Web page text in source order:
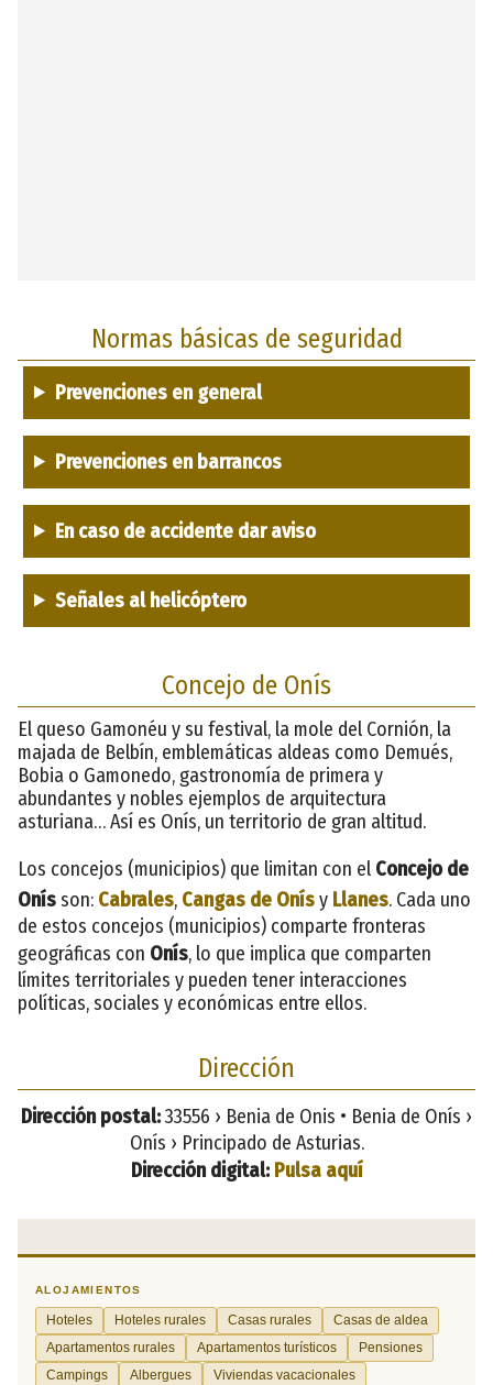
Normas básicas de seguridad
Prevenciones en general
Prevenciones en barrancos
En caso de accidente dar aviso
Señales al helicóptero
Concejo de Onís
El queso Gamonéu y su festival, la mole del Cornión, la
majada de Belbín, emblemáticas aldeas como Demués,
Bobia o Gamonedo, gastronomía de primera y
abundantes y nobles ejemplos de arquitectura
asturiana… Así es Onís, un territorio de gran altitud.
Los concejos (municipios) que limitan con el Concejo de
Onísson: Cabrales, Cangas de Onísy Llanes. Cada uno
de estos concejos (municipios) comparte fronteras
geográficas con Onís, lo que implica que comparten
límites territoriales y pueden tener interacciones
políticas, sociales y económicas entre ellos.
Dirección
Dirección postal:33556 › Benia de Onis • Benia de Onís ›
Onís › Principado de Asturias.
Dirección digital: Pulsa aquí